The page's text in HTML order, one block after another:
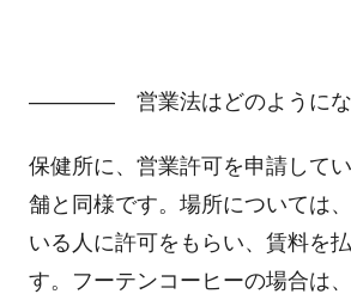
―――― 営業法はどのようにな
保健所に、営業許可を申請して
舗と同様です。場所については
いる人に許可をもらい、賃料を
す。フーテンコーヒーの場合は